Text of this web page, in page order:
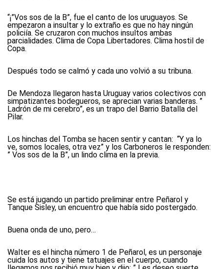
“¡”Vos sos de la B”, fue el canto de los uruguayos. Se
empezaron a insultar y lo extraño es que no hay ningún
policiía. Se cruzaron con muchos insultos ambas
parcialidades. Clima de Copa Libertadores. Clima hostil de
Copa.
Después todo se calmó y cada uno volvió a su tribuna.
De Mendoza llegaron hasta Uruguay varios colectivos con
simpatizantes bodegueros, se aprecian varias banderas. ”
Ladrón de mi cerebro”, es un trapo del Barrio Batalla del
Pilar.
Los hinchas del Tomba se hacen sentir y cantan: “Y ya lo
ve, somos locales, otra vez” y los Carboneros le responden:
” Vos sos de la B”, un lindo clima en la previa.
Se está jugando un partido preliminar entre Peñarol y
Tanque Sisley, un encuentro que había sido postergado.
Buena onda de uno, pero…
Walter es el hincha número 1 de Peñarol, es un personaje
cuida los autos y tiene tatuajes en el cuerpo, cuando